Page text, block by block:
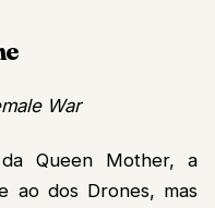
War
Queen Mother, a
ao dos Drones, mas